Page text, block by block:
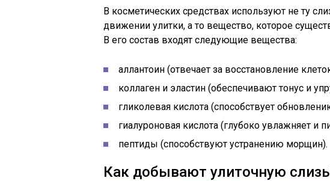
В косметических средствах используют не ту
движении улитки, а то вещество, которое
В его состав входят следующие вещества:
аллантоин (отвечает за восстановление
коллаген и эластин (обеспечивают тонус и
гликолевая кислота (способствует
гиалуроновая кислота (глубоко увлажняет и
пептиды (способствуют устранению морщин).
Как добывают улиточную